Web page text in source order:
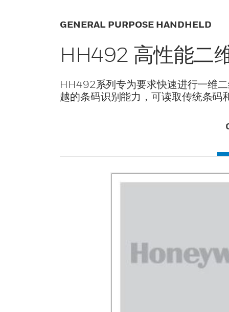
GENERAL PURPOSE HANDHELD
HH492 高性能二
HH492系列专为要求快速进行一维
越的条码识别能力，可读取传统条码